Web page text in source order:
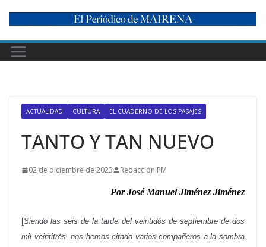
content
ACTUALIDAD CULTURA EL CUADERNO DE LOS PASAJES
TANTO Y TAN NUEVO
02 de diciembre de 2023 Redacción PM
Por José Manuel Jiménez Jiménez
[Siendo las seis de la tarde del veintidós de septiembre de dos
mil veintitrés, nos hemos citado varios compañeros a la sombra